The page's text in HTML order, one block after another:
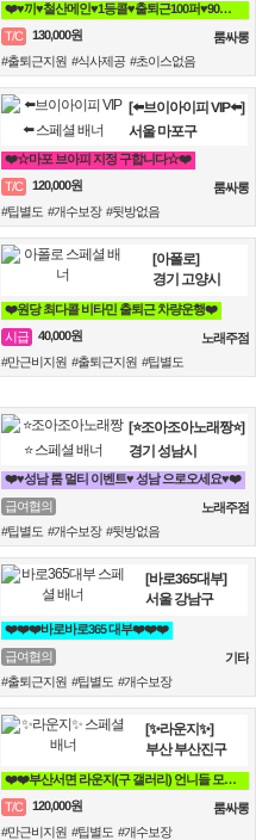
❤️♥끼♥철산메인♥1등콜♥출퇴근100퍼♥90분 13만♥때초X♥❤️
T/C
130,000원
룸싸롱
#출퇴근지원 #식사제공 #초이스없음
[⬅️브이아이피 VIP⬅️]
서울 마포구
❤️☆마포 브아피 지정 구합니다☆❤️
T/C
120,000원
룸싸롱
#팁별도 #개수보장 #뒷방없음
[아폴로]
경기 고양시
❤️원당 최다콜 비타민 출퇴근 차량운행❤️
시급
40,000원
노래주점
#만근비지원 #출퇴근지원 #팁별도
[⭐조아조아노래짱⭐]
경기 성남시
❤️♥성남 룸 멀티 이벤트♥ 성남 으로오세요♥❤️
급여협의
노래주점
#팁별도 #개수보장 #뒷방없음
[바로365대부]
서울 강남구
❤️❤️❤️바로바로365 대부❤️❤️❤️
급여협의
기타
#출퇴근지원 #팁별도 #개수보장
[✨라운지✨]
부산 부산진구
❤️❤️부산서면 라운지(구 갤러리) 언니들 모십니다❤️❤️
T/C
120,000원
룸싸롱
#만근비지원 #팁별도 #개수보장